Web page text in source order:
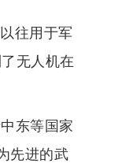
往用于军
无人机在
东等国家
先进的武